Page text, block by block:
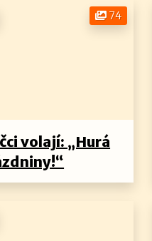
volají: „Hurá
74